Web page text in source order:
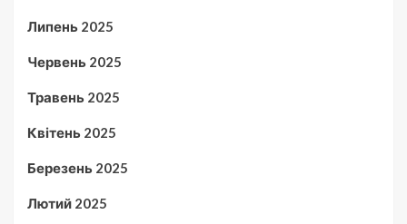
Липень 2025
Червень 2025
Травень 2025
Квітень 2025
Березень 2025
Лютий 2025